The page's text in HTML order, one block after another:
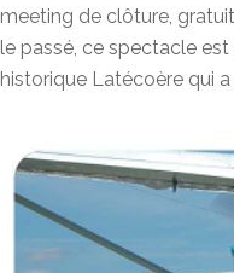
meeting de clôture,
le passé, ce spectacle
historique Latécoère qui